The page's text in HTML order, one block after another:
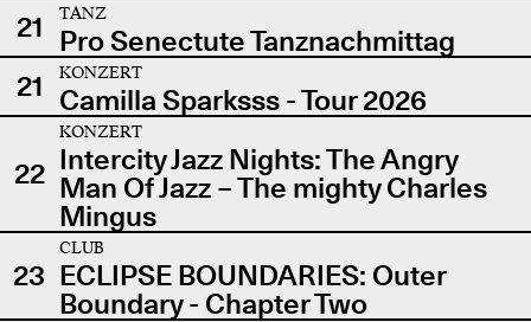
21
TANZ
Pro Senectute Tanznachmittag
21
KONZERT
Camilla Sparksss - Tour 2026
22
KONZERT
Intercity Jazz Nights: The Angry
Man Of Jazz – The mighty Charles
Mingus
23
CLUB
ECLIPSE BOUNDARIES: Outer
Boundary - Chapter Two